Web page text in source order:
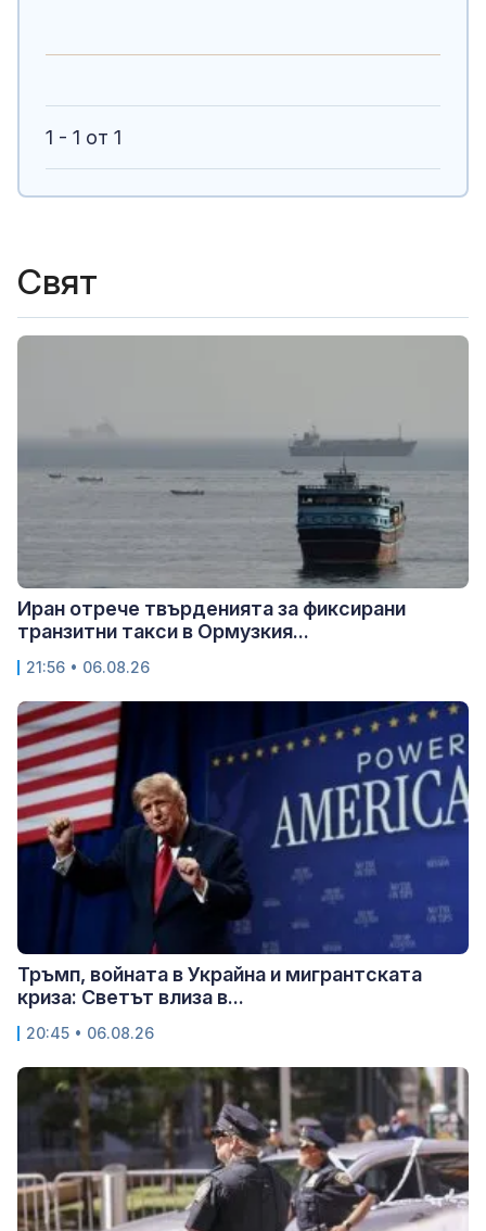
1 - 1 от 1
Свят
Иран отрече твърденията за фиксирани
транзитни такси в Ормузкия...
21:56 • 06.08.26
Тръмп, войната в Украйна и мигрантската
криза: Светът влиза в...
20:45 • 06.08.26